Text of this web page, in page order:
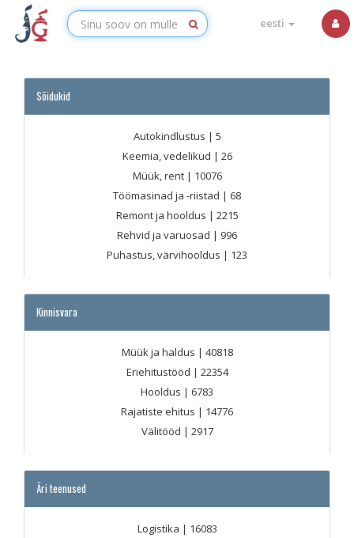
eesti
Sõidukid
Autokindlustus | 5
Keemia, vedelikud | 26
Müük, rent | 10076
Töömasinad ja -riistad | 68
Remont ja hooldus | 2215
Rehvid ja varuosad | 996
Puhastus, värvihooldus | 123
Kinnisvara
Müük ja haldus | 40818
Eriehitustööd | 22354
Hooldus | 6783
Rajatiste ehitus | 14776
Välitööd | 2917
Äri teenused
Logistika | 16083